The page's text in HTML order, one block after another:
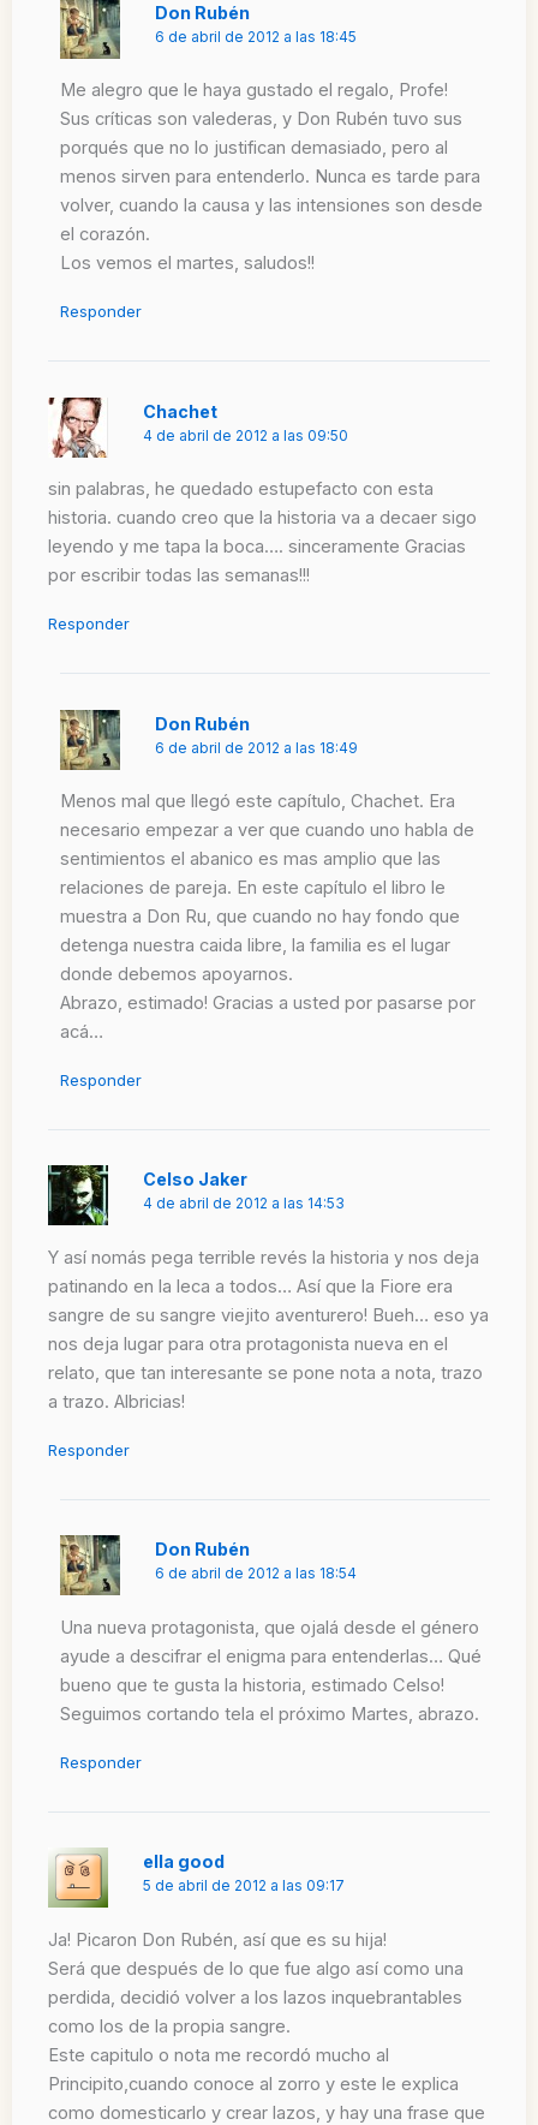
Don Rubén
6 de abril de 2012 a las 18:45
Me alegro que le haya gustado el regalo, Profe!
Sus críticas son valederas, y Don Rubén tuvo sus
porqués que no lo justifican demasiado, pero al
menos sirven para entenderlo. Nunca es tarde para
volver, cuando la causa y las intensiones son desde
el corazón.
Los vemos el martes, saludos!!
Responder
Chachet
4 de abril de 2012 a las 09:50
sin palabras, he quedado estupefacto con esta
historia. cuando creo que la historia va a decaer sigo
leyendo y me tapa la boca…. sinceramente Gracias
por escribir todas las semanas!!!
Responder
Don Rubén
6 de abril de 2012 a las 18:49
Menos mal que llegó este capítulo, Chachet. Era
necesario empezar a ver que cuando uno habla de
sentimientos el abanico es mas amplio que las
relaciones de pareja. En este capítulo el libro le
muestra a Don Ru, que cuando no hay fondo que
detenga nuestra caida libre, la familia es el lugar
donde debemos apoyarnos.
Abrazo, estimado! Gracias a usted por pasarse por
acá…
Responder
Celso Jaker
4 de abril de 2012 a las 14:53
Y así nomás pega terrible revés la historia y nos deja
patinando en la leca a todos… Así que la Fiore era
sangre de su sangre viejito aventurero! Bueh… eso ya
nos deja lugar para otra protagonista nueva en el
relato, que tan interesante se pone nota a nota, trazo
a trazo. Albricias!
Responder
Don Rubén
6 de abril de 2012 a las 18:54
Una nueva protagonista, que ojalá desde el género
ayude a descifrar el enigma para entenderlas… Qué
bueno que te gusta la historia, estimado Celso!
Seguimos cortando tela el próximo Martes, abrazo.
Responder
ella good
5 de abril de 2012 a las 09:17
Ja! Picaron Don Rubén, así que es su hija!
Será que después de lo que fue algo así como una
perdida, decidió volver a los lazos inquebrantables
como los de la propia sangre.
Este capitulo o nota me recordó mucho al
Principito,cuando conoce al zorro y este le explica
como domesticarlo y crear lazos, y hay una frase que